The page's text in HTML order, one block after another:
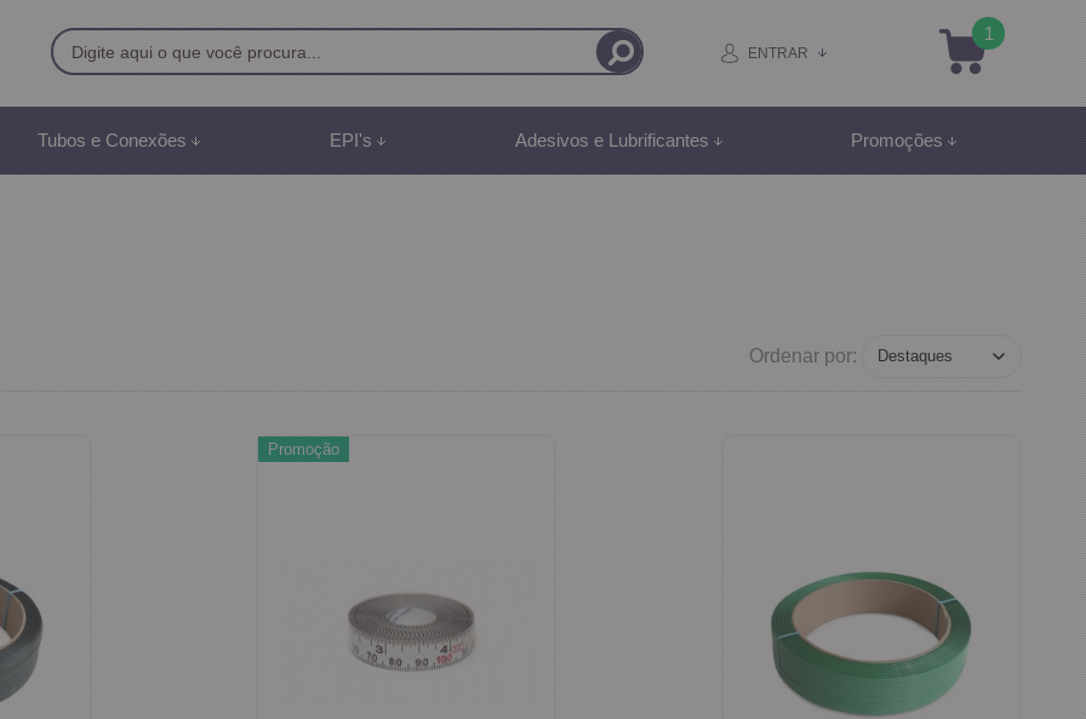
991887507
Online
ENTRAR
1
Tubos e Conexões EPI's Adesivos e Lubrificantes Promoções
Ordenar por:
Promoção